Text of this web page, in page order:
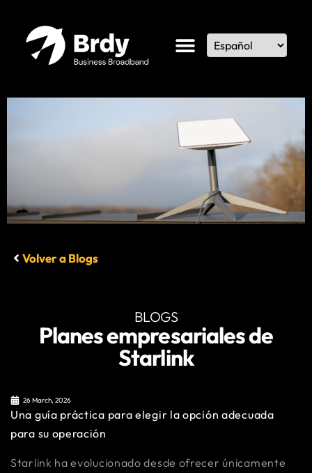
Volver a Blogs
BLOGS
Planes empresariales de
Starlink
26 March, 2026
Una guía práctica para elegir la opción adecuada
para su operación
Starlink ha evolucionado desde ofrecer únicamente